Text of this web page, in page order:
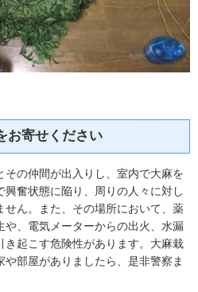
お寄せください
の仲間が出入りし、室内で大麻を
奮状態に陥り、周りの人々に対し
せん。また、その場所において、薬
、電気メーターからの出火、水漏
起こす危険性があります。大麻栽
部屋がありましたら、是非警察ま